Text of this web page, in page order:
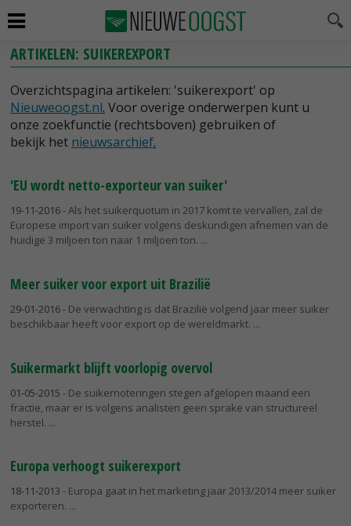
ARTIKELEN: SUIKEREXPORT
Overzichtspagina artikelen: 'suikerexport' op
Nieuweoogst.nl. Voor overige onderwerpen kunt u
onze zoekfunctie (rechtsboven) gebruiken of
bekijk het nieuwsarchief.
'EU wordt netto-exporteur van suiker'
19-11-2016- Als het suikerquotum in 2017 komt te vervallen, zal de
Europese import van suiker volgens deskundigen afnemen van de
huidige 3 miljoen ton naar 1 miljoen ton.
Meer suiker voor export uit Brazilië
29-01-2016- De verwachting is dat Brazilië volgend jaar meer suiker
beschikbaar heeft voor export op de wereldmarkt.
Suikermarkt blijft voorlopig overvol
01-05-2015 - De suikernoteringen stegen afgelopen maand een
fractie, maar er is volgens analisten geen sprake van structureel
herstel.
Europa verhoogt suikerexport
18-11-2013 - Europa gaat in het marketing jaar 2013/2014 meer suiker
exporteren.